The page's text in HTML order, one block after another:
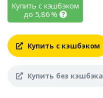
Купить с кэшбэком
до 5,86%
Купить с кэшбэком
Купить без кэшбэка